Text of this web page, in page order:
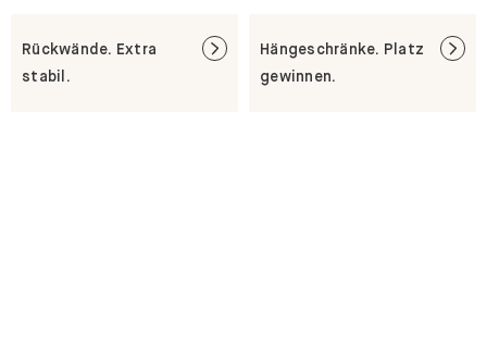
Rückwände. Extra
stabil.
Hängeschränke. Platz
gewinnen.